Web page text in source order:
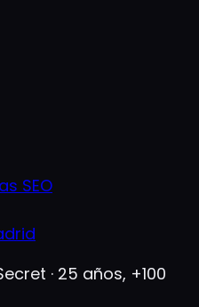
SEO
· 25 años, +100